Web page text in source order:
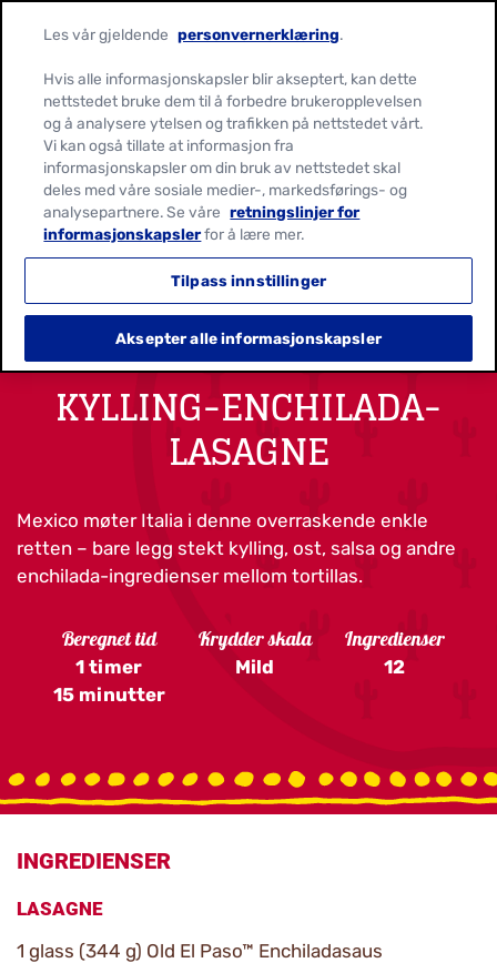
KYLLING-ENCHILADA-
LASAGNE
Mexico møter Italia i denne overraskende enkle
retten – bare legg stekt kylling, ost, salsa og andre
enchilada-ingredienser mellom tortillas.
Beregnet tid
1 timer
15 minutter
Krydder skala
Mild
Ingredienser
12
INGREDIENSER
LASAGNE
1 glass (344 g) Old El Paso™ Enchiladasaus
Les vår gjeldende personvernerklæring.
Hvis alle informasjonskapsler blir akseptert, kan dette
nettstedet bruke dem til å forbedre brukeropplevelsen
og å analysere ytelsen og trafikken på nettstedet vårt.
Vi kan også tillate at informasjon fra
informasjonskapsler om din bruk av nettstedet skal
deles med våre sosiale medier-, markedsførings- og
analysepartnere. Se våre retningslinjer for
informasjonskapslerfor å lære mer.
Tilpass innstillinger
Aksepter alle informasjonskapsler